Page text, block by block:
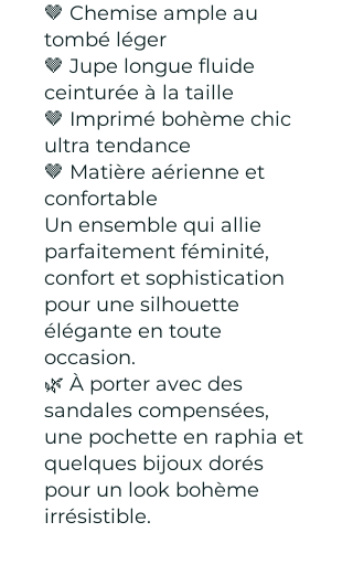
🤎 Chemise ample au
tombé léger
🤎 Jupe longue fluide
ceinturée à la taille
🤎 Imprimé bohème chic
ultra tendance
🤎 Matière aérienne et
confortable
Un ensemble qui allie
parfaitement féminité,
confort et sophistication
pour une silhouette
élégante en toute
occasion.
🌿 À porter avec des
sandales compensées,
une pochette en raphia et
quelques bijoux dorés
pour un look bohème
irrésistible.